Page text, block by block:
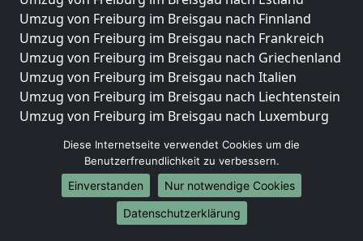
Umzug von Freiburg im Breisgau nach Finnland
Umzug von Freiburg im Breisgau nach Frankreich
Umzug von Freiburg im Breisgau nach Griechenland
Umzug von Freiburg im Breisgau nach Italien
Umzug von Freiburg im Breisgau nach Liechtenstein
Umzug von Freiburg im Breisgau nach Luxemburg
Umzug von Freiburg im Breisgau nach Norwegen
Umzüge-Deutschlandweit
Umzug von Freiburg im Breisgau nach Berlin
Diese Internetseite verwendet Cookies um die
Benutzerfreundlichkeit zu verbessern.
Einverstanden
Nur notwendige Cookies
Datenschutzerklärung